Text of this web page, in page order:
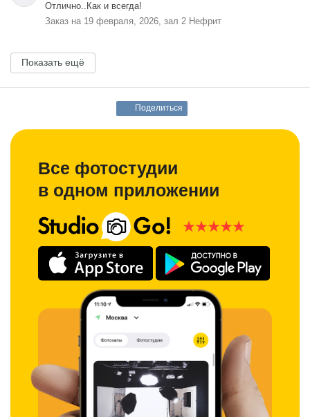
Отлично..Как и всегда!
Заказ на 19 февраля, 2026, зал 2 Нефрит
Показать ещё
Поделиться
Все фотостудии
в одном приложении